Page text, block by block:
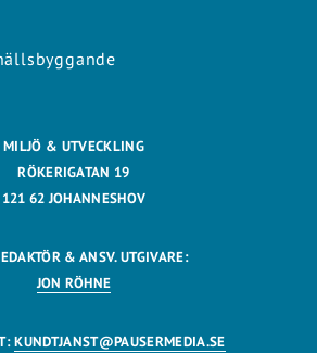
MILJÖ & UTVECKLING
RÖKERIGATAN 19
121 62 JOHANNESHOV
& ANSV. UTGIVARE:
JON RÖHNE
KUNDTJANST@PAUSERMEDIA.SE